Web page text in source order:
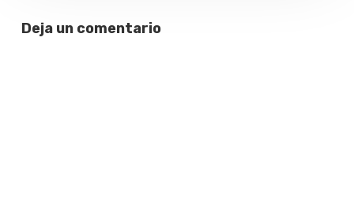
Deja un comentario